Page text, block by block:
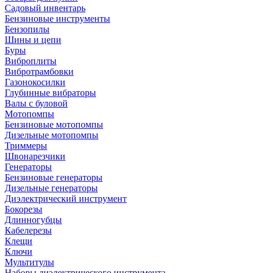
Садовый инвентарь
Бензиновые инструменты
Бензопилы
Шины и цепи
Буры
Виброплиты
Вибротрамбовки
Газонокосилки
Глубинные вибраторы
Валы с буловой
Мотопомпы
Бензиновые мотопомпы
Дизельные мотопомпы
Триммеры
Швонарезчики
Генераторы
Бензиновые генераторы
Дизельные генераторы
Диэлектрический инструмент
Бокорезы
Длинногубцы
Кабелерезы
Клещи
Ключи
Мультитулы